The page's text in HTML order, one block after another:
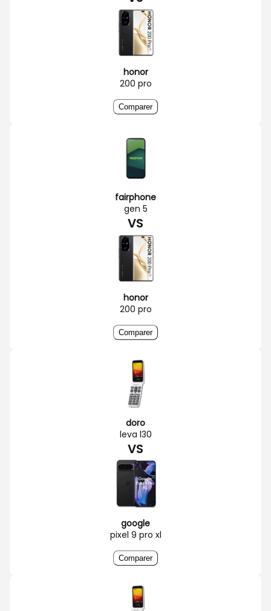
honor
200 pro
Comparer
fairphone
gen 5
VS
honor
200 pro
Comparer
doro
leva l30
VS
google
pixel 9 pro xl
Comparer